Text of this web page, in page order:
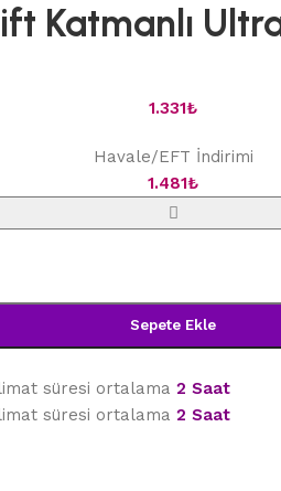
Katmanlı
1.331₺
Havale/EFT İndirimi
1.481₺
Sepete Ekle
süresi ortalama 2 Saat
süresi ortalama 2 Saat